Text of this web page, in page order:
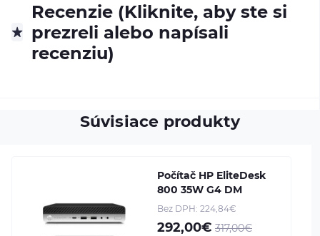
Recenzie (Kliknite, aby ste si
prezreli alebo napísali
recenziu)
Súvisiace produkty
Počítač HP EliteDesk
800 35W G4 DM
Bez DPH: 224,84€
292,00€ 317,00€